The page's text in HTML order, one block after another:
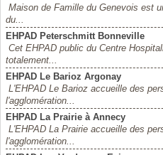
Maison de Famille du Genevois est
du...
EHPAD Peterschmitt Bonneville
Cet EHPAD public du Centre
totalement...
EHPAD Le Barioz Argonay
L'EHPAD Le Barioz accueille des
l'agglomération...
EHPAD La Prairie à Annecy
L'EHPAD La Prairie accueille des
l'agglomération...